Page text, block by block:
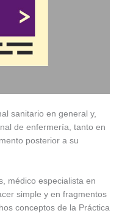
sanitario en general y,
de enfermería, tanto en
posterior a su
médico especialista en
simple y en fragmentos
conceptos de la Práctica